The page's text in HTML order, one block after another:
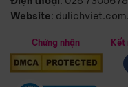
Website:
Chứng nhận